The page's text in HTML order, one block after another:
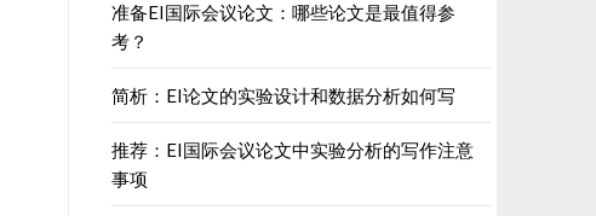
准备EI国际会议论文：哪些论文是最值得参
考？
简析：EI论文的实验设计和数据分析如何写
推荐：EI国际会议论文中实验分析的写作注意
事项